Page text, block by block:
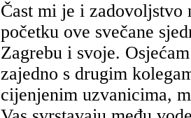
Čast mi je i zadovoljstvo
početku ove svečane
Zagrebu i svoje.
zajedno s drugim
cijenjenim uzvanicima,